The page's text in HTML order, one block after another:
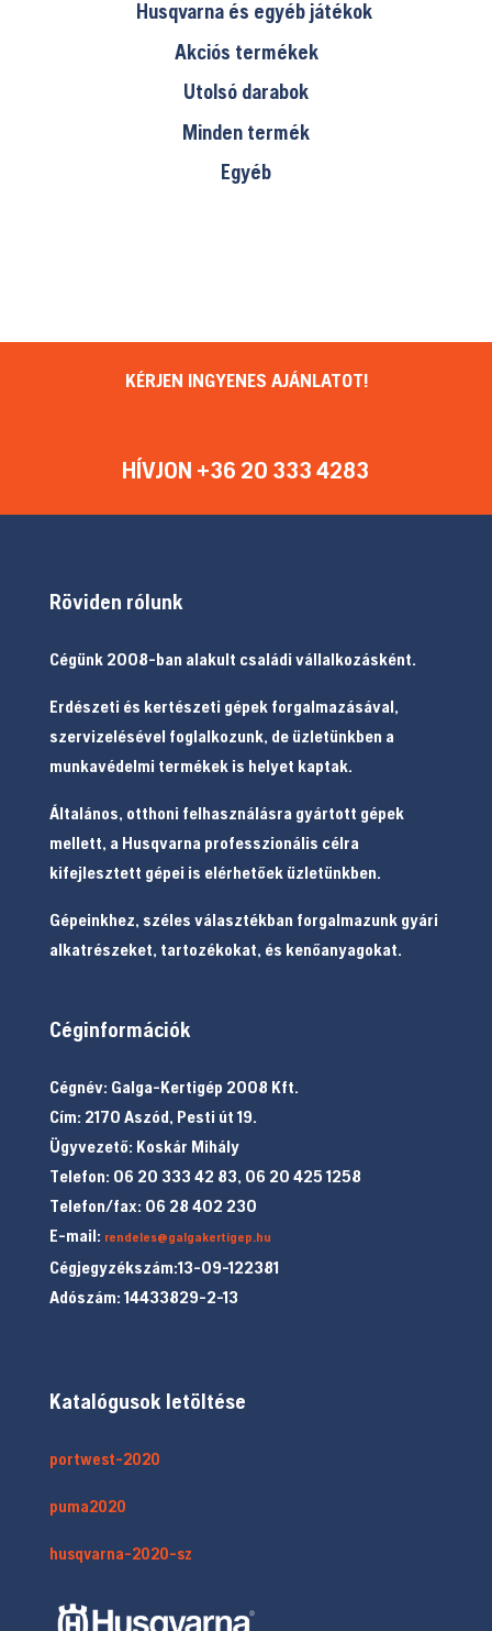
Husqvarna és egyéb játékok
Akciós termékek
Utolsó darabok
Minden termék
Egyéb
KÉRJEN INGYENES AJÁNLATOT!
HÍVJON +36 20 333 4283
Röviden rólunk
Cégünk 2008-ban alakult családi vállalkozásként.
Erdészeti és kertészeti gépek forgalmazásával,
szervizelésével foglalkozunk, de üzletünkben a
munkavédelmi termékek is helyet kaptak.
Általános, otthoni felhasználásra gyártott gépek
mellett, a Husqvarna professzionális célra
kifejlesztett gépei is elérhetőek üzletünkben.
Gépeinkhez, széles választékban forgalmazunk gyári
alkatrészeket, tartozékokat, és kenőanyagokat.
Céginformációk
Cégnév: Galga-Kertigép 2008 Kft.
Cím: 2170 Aszód, Pesti út 19.
Ügyvezető: Koskár Mihály
Telefon: 06 20 333 42 83, 06 20 425 1258
Telefon/fax: 06 28 402 230
E-mail: rendeles@galgakertigep.hu
Cégjegyzékszám:13-09-122381
Adószám: 14433829-2-13
Katalógusok letöltése
portwest-2020
puma2020
husqvarna-2020-sz